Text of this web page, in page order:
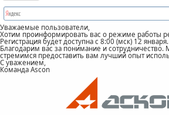
Уважаемые пользователи,
Хотим проинформировать вас о режиме работы
Регистрация будет доступна с 8:00 (мск) 12 января.
Благодарим вас за понимание и
стремимся предоставить вам лучший опыт
С уважением,
Команда Ascon